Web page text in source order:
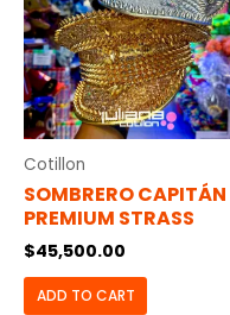
Cotillon
SOMBRERO CAPITÁN
PREMIUM STRASS
$45,500.00
ADD TO CART